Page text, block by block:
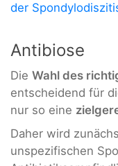
der
Antibiose
Die Wahl des
entscheidend für
nur so eine
Daher wird
unspezifischen